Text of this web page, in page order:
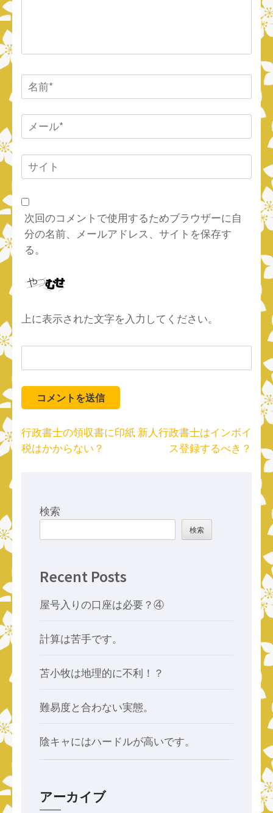
名
前
*
ー
ル
サ
イ
次回のコメントで使用するためブラウザーに自
分の名前、メールアドレス、サイトを保存す
る。
上に表示された文字を入力してください。
投
稿
行政書士の領収書に印紙
税はかからない？
新人行政書士はインボイ
ス登録するべき？
検索
検索
Recent Posts
屋号入りの口座は必要？④
計算は苦手です。
苫小牧は地理的に不利！？
難易度と合わない実態。
陰キャにはハードルが高いです。
アーカイブ